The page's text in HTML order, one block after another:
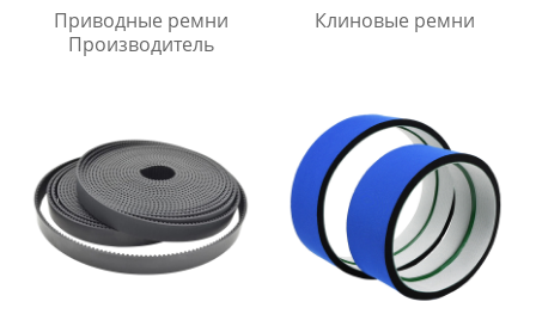
Приводные ремни
Производитель
Клиновые ремни